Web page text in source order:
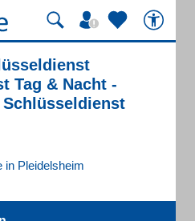
Tag & Nacht -
in Pleidelsheim